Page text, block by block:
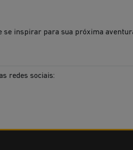
se inspirar para sua próxima
redes sociais: